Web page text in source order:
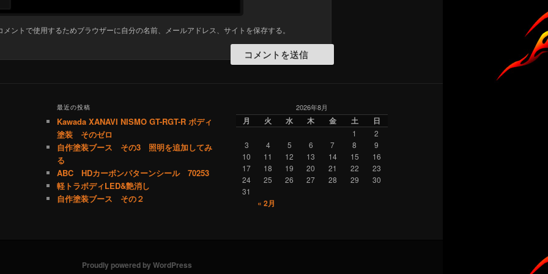
メントで使用するためブラウザーに自分の名前、メールアドレス、サイトを保存する。
最近の投稿
Kawada XANAVI NISMO GT-RGT-R ボディ
塗装 そのゼロ
自作塗装ブース その3 照明を追加してみ
る
ABC HDカーボンパターンシール 70253
軽トラボディLED&艶消し
自作塗装ブース その２
2026年8月
月 火 水 木 金 土 日
1
2
3
4 5 6 7 8
9
10
11 12 13 14 15
16
17
18 19 20 21 22
23
24
25 26 27 28 29
30
31
« 2月
Proudly powered by WordPress